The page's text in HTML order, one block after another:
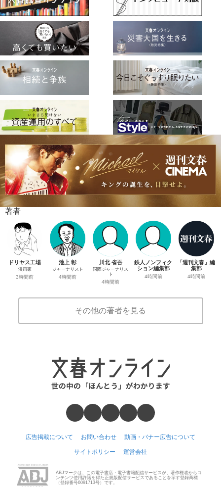
著者
ドリヤス工場
漫画家
3時間前
池上 彰
ジャーナリスト
4時間前
川北 省吾
国際ジャーナリス
ト
4時間前
鉄人ノンフィク
ション編集部
4時間前
「週刊文春」編
集部
4時間前
その他の著者を見る
広告掲載について お問い合わせ 動画・バナー広告について
サイトポリシー 運営会社
ABJマークは、この電子書店・電子書籍配信サービスが、著作権者からコ
ンテンツ使用許諾を得た正規版配信サービスであることを示す登録商標
（登録番号6091713号）です。